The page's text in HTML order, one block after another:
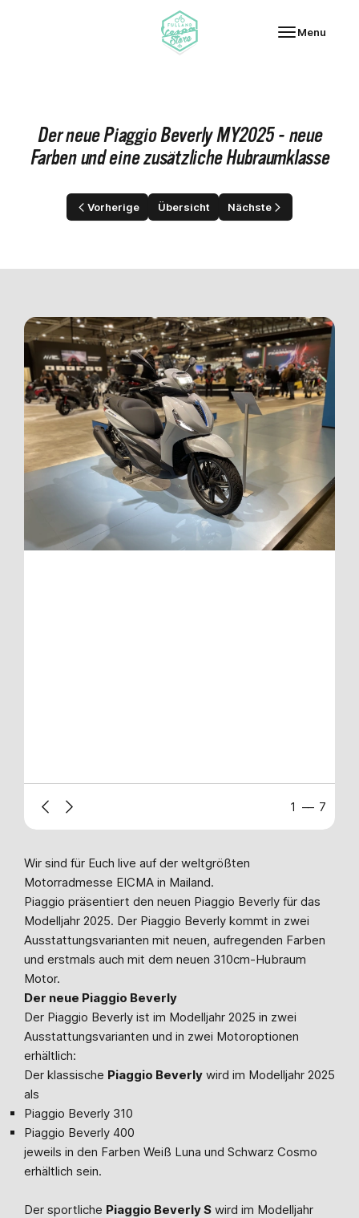
Fulland Vespa-Store
Menu
Der neue Piaggio Beverly MY2025 - neue
Farben und eine zusätzliche Hubraumklasse
Vorherige Übersicht Nächste
Previous
Next 1 –– 7
Wir sind für Euch live auf der weltgrößten
Motorradmesse EICMA in Mailand.
Piaggio präsentiert den neuen Piaggio Beverly für das
Modelljahr 2025. Der Piaggio Beverly kommt in zwei
Ausstattungsvarianten mit neuen, aufregenden Farben
und erstmals auch mit dem neuen 310cm-Hubraum
Motor.
Der neue Piaggio Beverly
Der Piaggio Beverly ist im Modelljahr 2025 in zwei
Ausstattungsvarianten und in zwei Motoroptionen
erhältlich:
Der klassische Piaggio Beverly wird im Modelljahr 2025
als
Piaggio Beverly 310
Piaggio Beverly 400
jeweils in den Farben Weiß Luna und Schwarz Cosmo
erhältlich sein.
Der sportliche Piaggio Beverly S wird im Modelljahr